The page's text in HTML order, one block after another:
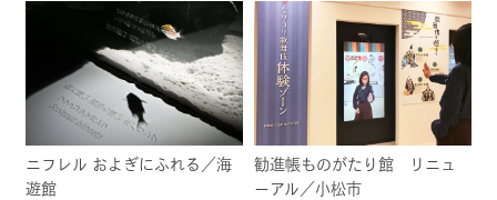
ニフレル およぎにふれる／海
遊館
勧進帳ものがたり館 リニュ
ーアル／小松市